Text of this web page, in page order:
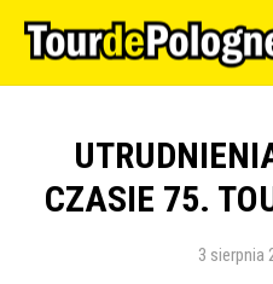
CZASIE 75.
3 sierpnia